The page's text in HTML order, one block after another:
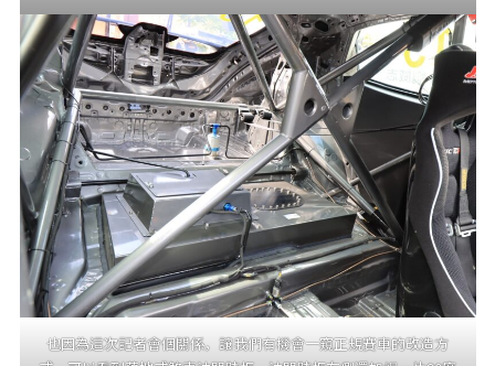
也因為這次記者會個關係，讓我們有機會一窺正規賽車的改造方